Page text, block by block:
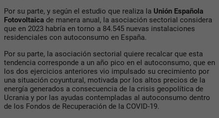
Por su parte, y según el estudio que realiza la Unión Española
Fotovoltaica de manera anual, la asociación sectorial considera
que en 2023 habría en torno a 84.545 nuevas instalaciones
residenciales con autoconsumo en España.
Por su parte, la asociación sectorial quiere recalcar que esta
tendencia corresponde a un año pico en el autoconsumo, que en
los dos ejercicios anteriores vio impulsado su crecimiento por
una situación coyuntural, motivada por los altos precios de la
energía generados a consecuencia de la crisis geopolítica de
Ucrania y por las ayudas contempladas al autoconsumo dentro
de los Fondos de Recuperación de la COVID-19.